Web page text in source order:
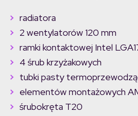
radiatora
2 wentylatorów 120 mm
ramki kontaktowej Intel
4 śrub krzyżakowych
tubki pasty
elementów montażowych
śrubokręta T20